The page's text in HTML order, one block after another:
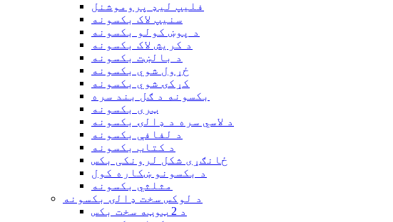
فلیپ لیډ پروموشنل
سنیپ لاک بکسونه
د پوښ کولو بکسونه
د کریش لاک بکسونه
د بالښت بکسونه
ځړول شوي بکسونه
کړکۍ شوي بکسونه
بکسونه د ګل بند سره
ټری بکسونه
د لاسي سره د ډالۍ بکسونه
د لفافې بکسونه
د کتاب بکسونه
ځانګړی شکل لرونکی بکس
د بکسونو ښکاره کول
مثلثي بکسونه
د لوکس سخت ډالۍ بکسونه
د 2 ټوټه سخت بکس